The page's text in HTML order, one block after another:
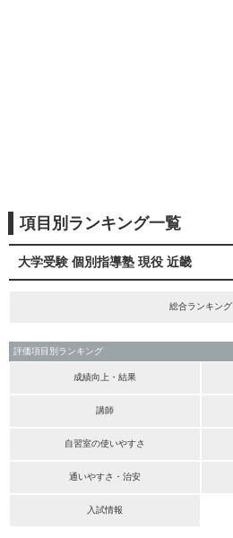
項目別ランキング一覧
大学受験 個別指導塾 現役 近畿
総合ランキング
評価項目別ランキング
成績向上・結果
講師
自習室の使いやすさ
通いやすさ・治安
入試情報